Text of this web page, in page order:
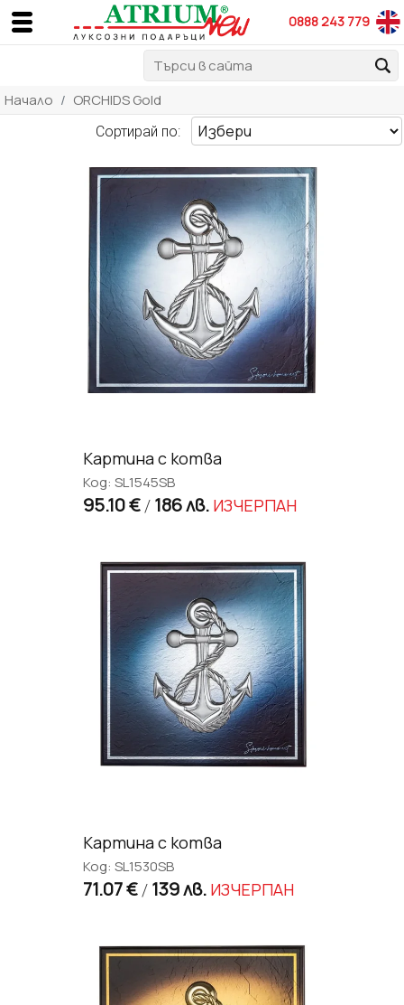
0888 243 779
Начало ORCHIDS Gold
Сортирай по:
Картина с котва
Код: SL1545SB
95.10 €/ 186 лв. ИЗЧЕРПАН
Картина с котва
Код: SL1530SB
71.07 €/ 139 лв. ИЗЧЕРПАН